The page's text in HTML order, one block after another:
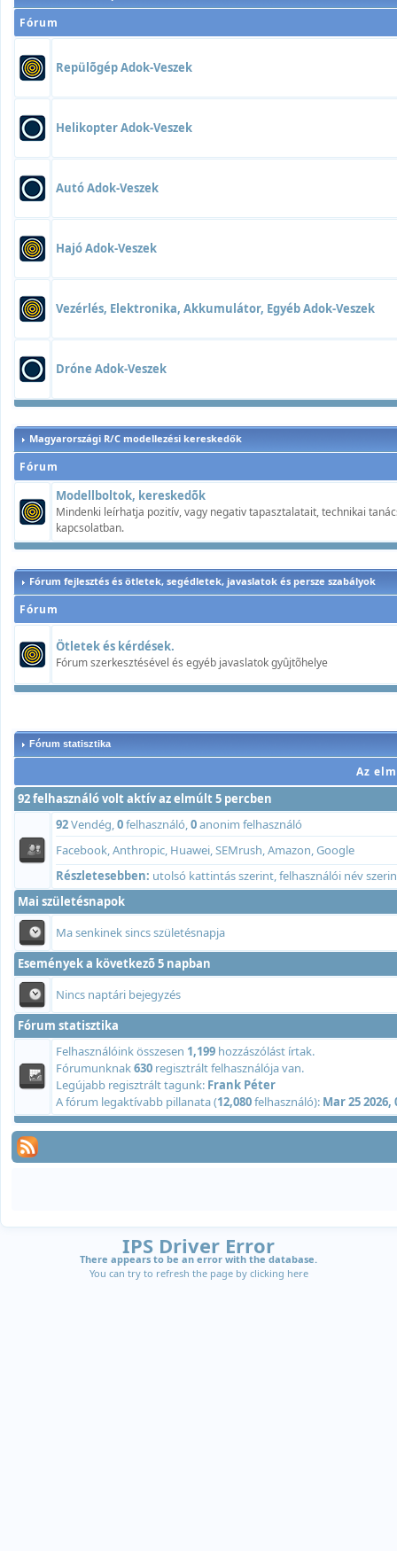
Fórum
Repülõgép Adok-Veszek
Helikopter Adok-Veszek
Autó Adok-Veszek
Hajó Adok-Veszek
Vezérlés, Elektronika, Akkumulátor, Egyéb Adok-Veszek
Dróne Adok-Veszek
Magyarországi R/C modellezési kereskedők
Fórum
Modellboltok, kereskedõk
Mindenki leírhatja pozitív, vagy negativ tapasztalatait, technikai
kapcsolatban.
Fórum fejlesztés és ötletek, segédletek, javaslatok és persze szabályok
Fórum
Ötletek és kérdések.
Fórum szerkesztésével és egyéb javaslatok gyûjtõhelye
Fórum statisztika
Az
92 felhasználó volt aktív az elmúlt 5 percben
92Vendég,0felhasználó,0anonim felhasználó
Facebook, Anthropic, Huawei, SEMrush, Amazon, Google
Részletesebben: utolsó kattintás szerint,felhasználói név
Mai születésnapok
Ma senkinek sincs születésnapja
Események a következõ 5 napban
Nincs naptári bejegyzés
Fórum statisztika
Felhasználóink összesen 1,199 hozzászólást írtak.
Fórumunknak630 regisztrált felhasználója van.
Legújabb regisztrált tagunk: Frank Péter
A fórum legaktívabb pillanata (12,080felhasználó): Mar 25 2026,
IPS Driver Error
There appears to be an error with the database.
You can try to refresh the page by clicking here